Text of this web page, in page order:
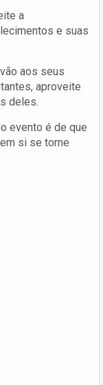
a
e suas
aos seus
aproveite
deles.
evento é de que
si se torne